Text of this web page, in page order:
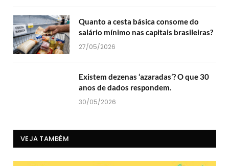
Quanto a cesta básica consome do
salário mínimo nas capitais brasileiras?
27/05/2026
Existem dezenas ‘azaradas’? O que 30
anos de dados respondem.
30/05/2026
VEJA TAMBÉM